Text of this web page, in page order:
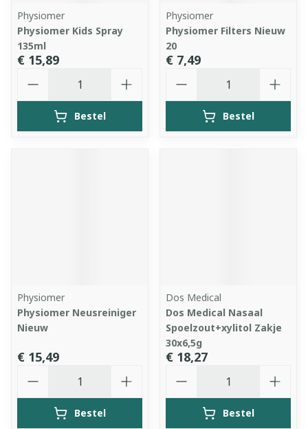
Physiomer
Physiomer Kids Spray
135ml
€ 15,89
Bestel
Physiomer
Physiomer Filters Nieuw
20
€ 7,49
Bestel
Physiomer
Physiomer Neusreiniger
Nieuw
€ 15,49
Bestel
Dos Medical
Dos Medical Nasaal
Spoelzout+xylitol Zakje
30x6,5g
€ 18,27
Bestel